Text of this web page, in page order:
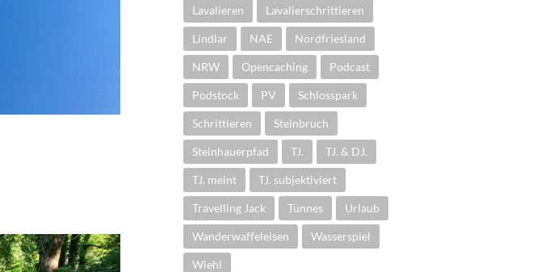
Lavalieren Lavalierschrittieren
Lindlar NAE Nordfriesland
NRW Opencaching Podcast
Podstock PV Schlosspark
Schrittieren Steinbruch
Steinhauerpfad TJ. TJ. & DJ.
TJ. meint TJ. subjektiviert
Travelling Jack Tünnes Urlaub
Wanderwaffeleisen Wasserspiel
Wiehl